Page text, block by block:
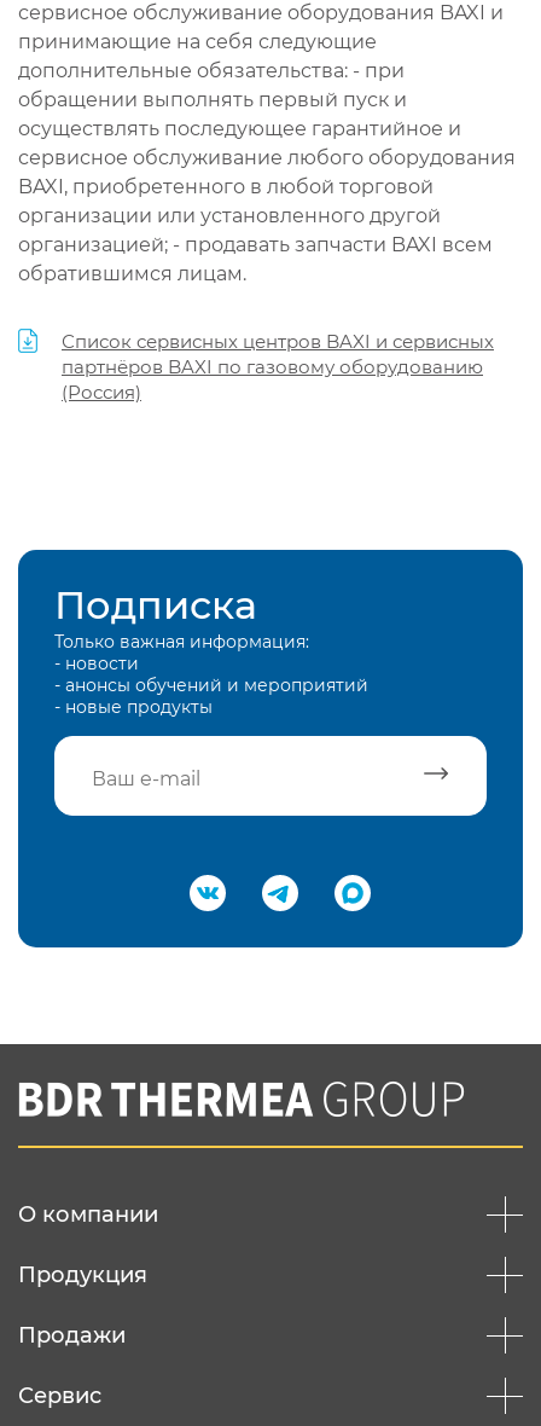
сервисное обслуживание оборудования BAXI и
принимающие на себя следующие
дополнительные обязательства: - при
обращении выполнять первый пуск и
осуществлять последующее гарантийное и
сервисное обслуживание любого оборудования
BAXI, приобретенного в любой торговой
организации или установленного другой
организацией; - продавать запчасти BAXI всем
обратившимся лицам.
Список сервисных центров BAXI и сервисных
партнёров BAXI по газовому оборудованию
(Россия)
Подписка
Только важная информация:
- новости
- анонсы обучений и мероприятий
- новые продукты
Подтвердить e-mail
Вы соглашаетесь с нашей политикой
конфеденциальности
О компании
Продукция
Продажи
Сервис